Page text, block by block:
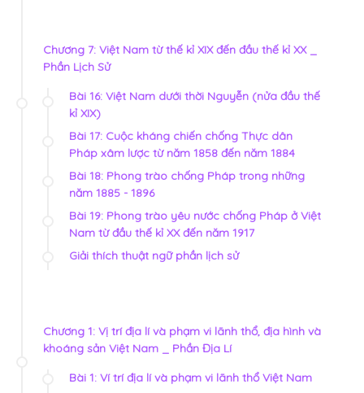
Chương 7: Việt Nam từ thế kỉ XIX đến đầu thế kỉ XX _
Phần Lịch Sử
Bài 16: Việt Nam dưới thời Nguyễn (nửa đầu thế
kỉ XIX)
Bài 17: Cuộc kháng chiến chống Thực dân
Pháp xâm lược từ năm 1858 đến năm 1884
Bài 18: Phong trào chống Pháp trong những
năm 1885 - 1896
Bài 19: Phong trào yêu nước chống Pháp ở Việt
Nam từ đầu thế kỉ XX đến năm 1917
Giải thích thuật ngữ phần lịch sử
Chương 1: Vị trí địa lí và phạm vi lãnh thổ, địa hình và
khoáng sản Việt Nam _ Phần Địa Lí
Bài 1: Ví trí địa lí và phạm vi lãnh thổ Việt Nam